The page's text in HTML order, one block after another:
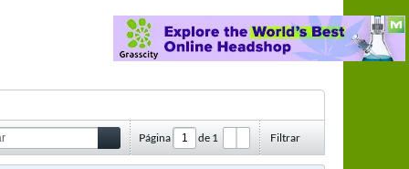
Página de 1 Filtrar